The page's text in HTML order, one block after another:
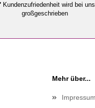
Kundenzufriedenheit wird bei uns
großgeschrieben
Mehr über...
Impressum